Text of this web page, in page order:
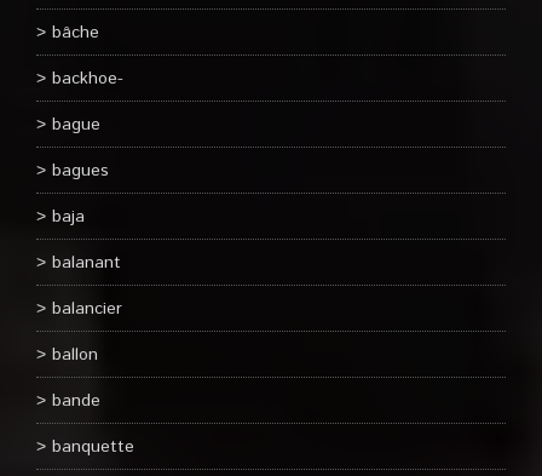
bâche
backhoe-
bague
bagues
baja
balanant
balancier
ballon
bande
banquette